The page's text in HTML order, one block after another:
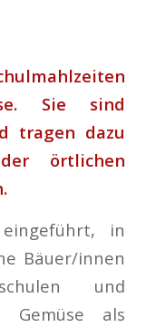
Sie sind
tragen dazu
örtlichen
in
Bäuer/innen
und
Gemüse als